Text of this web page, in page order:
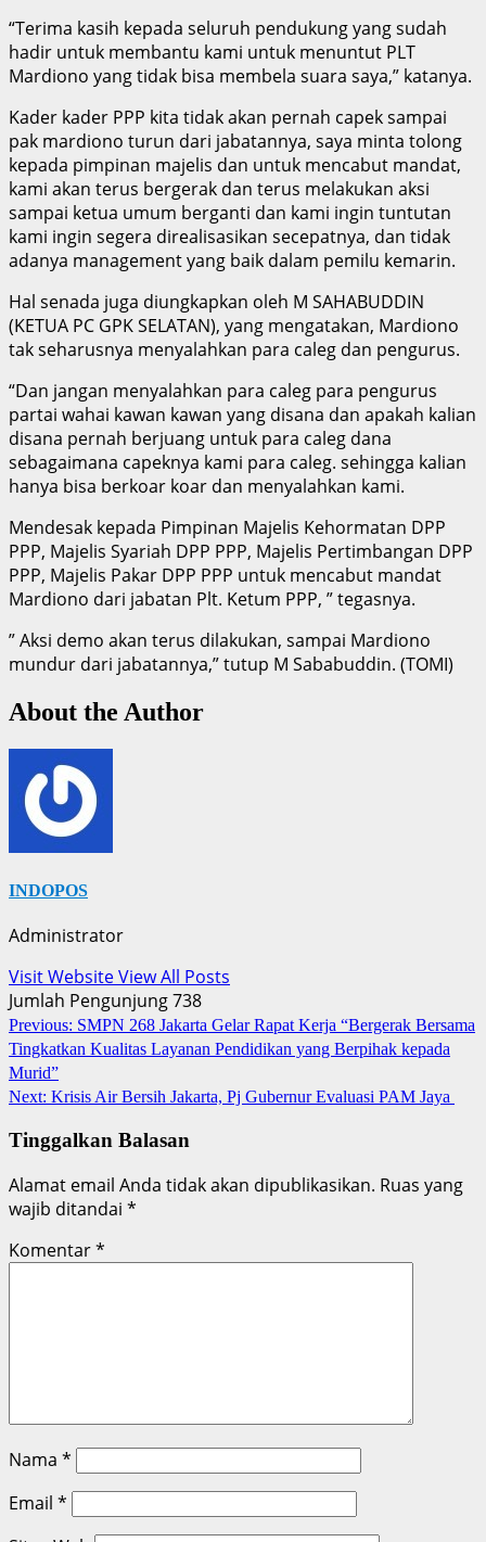
“Terima kasih kepada seluruh pendukung yang sudah
hadir untuk membantu kami untuk menuntut PLT
Mardiono yang tidak bisa membela suara saya,” katanya.
Kader kader PPP kita tidak akan pernah capek sampai
pak mardiono turun dari jabatannya, saya minta tolong
kepada pimpinan majelis dan untuk mencabut mandat,
kami akan terus bergerak dan terus melakukan aksi
sampai ketua umum berganti dan kami ingin tuntutan
kami ingin segera direalisasikan secepatnya, dan tidak
adanya management yang baik dalam pemilu kemarin.
Hal senada juga diungkapkan oleh M SAHABUDDIN
(KETUA PC GPK SELATAN), yang mengatakan, Mardiono
tak seharusnya menyalahkan para caleg dan pengurus.
“Dan jangan menyalahkan para caleg para pengurus
partai wahai kawan kawan yang disana dan apakah kalian
disana pernah berjuang untuk para caleg dana
sebagaimana capeknya kami para caleg. sehingga kalian
hanya bisa berkoar koar dan menyalahkan kami.
Mendesak kepada Pimpinan Majelis Kehormatan DPP
PPP, Majelis Syariah DPP PPP, Majelis Pertimbangan DPP
PPP, Majelis Pakar DPP PPP untuk mencabut mandat
Mardiono dari jabatan Plt. Ketum PPP, ” tegasnya.
” Aksi demo akan terus dilakukan, sampai Mardiono
mundur dari jabatannya,” tutup M Sababuddin. (TOMI)
About the Author
INDOPOS
Administrator
Visit WebsiteView All Posts
Jumlah Pengunjung738
Post
navigation
Previous: SMPN 268 Jakarta Gelar Rapat Kerja “Bergerak Bersama
Tingkatkan Kualitas Layanan Pendidikan yang Berpihak kepada
Murid”
Next: Krisis Air Bersih Jakarta, Pj Gubernur Evaluasi PAM Jaya
Tinggalkan Balasan
Alamat email Anda tidak akan dipublikasikan. Ruas yang
wajib ditandai *
Komentar*
Nama *
Email *